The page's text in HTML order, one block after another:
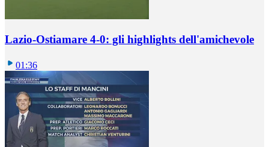
Lazio-Ostiamare 4-0: gli highlights dell'amichevole
01:36